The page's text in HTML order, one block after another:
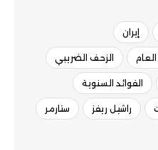
إيران
العام الزحف الضريبي
الفوائد السنوية
راشيل ريفز ستارمر